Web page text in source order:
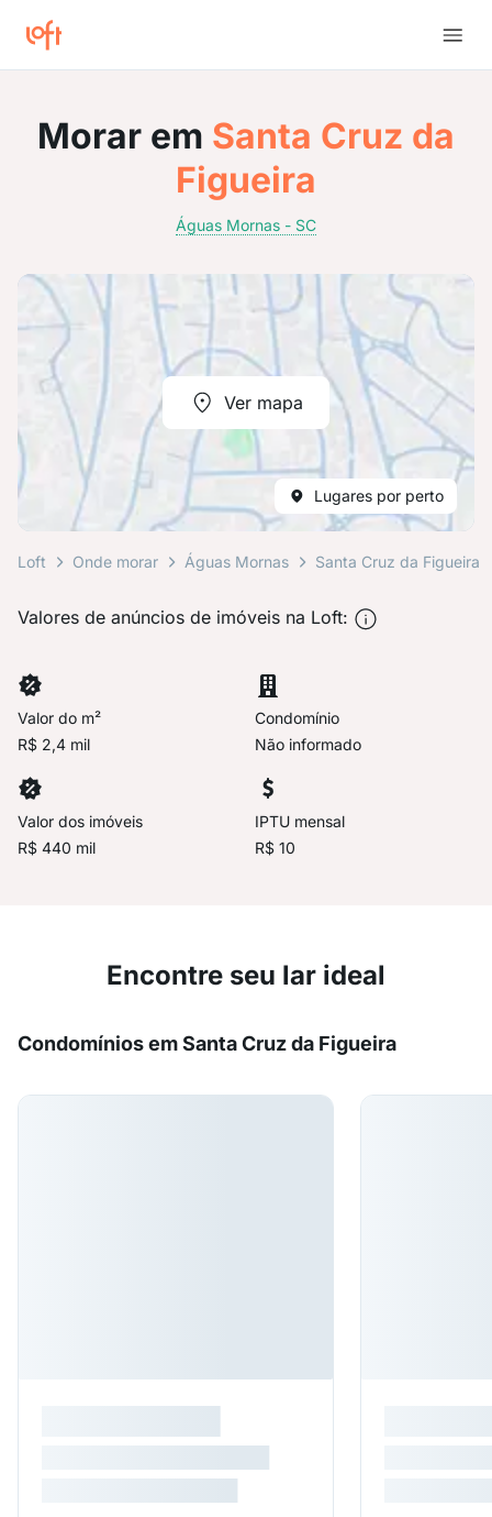
Morar em Santa Cruz da
Figueira
Águas Mornas - SC
Ver mapa
Lugares por perto
Loft Onde morar Águas Mornas Santa Cruz da Figueira
Valores de anúncios de imóveis na Loft:
Valor do m²
R$ 2,4 mil
Condomínio
Não informado
Valor dos imóveis
R$ 440 mil
IPTU mensal
R$ 10
Encontre seu lar ideal
Condomínios em Santa Cruz da Figueira